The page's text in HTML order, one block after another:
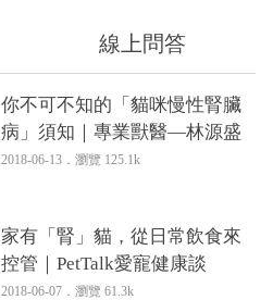
線上問答
你不可不知的「貓咪慢性腎臟
病」須知｜專業獸醫—林源盛
2018-06-13．瀏覽 125.1k
家有「腎」貓，從日常飲食來
控管｜PetTalk愛寵健康談
2018-06-07．瀏覽 61.3k